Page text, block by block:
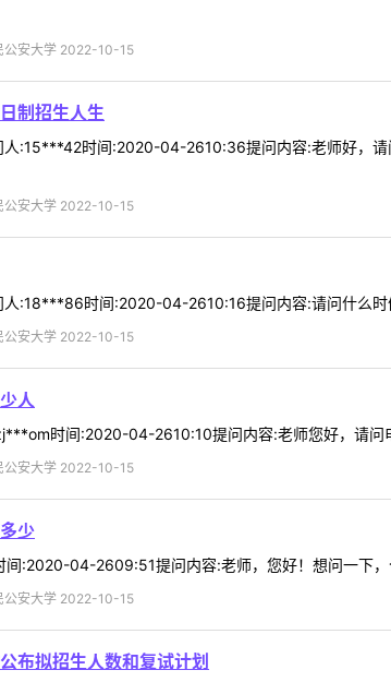
公安大学 2022-10-15
制招生人生
:15***42时间:2020-04-2610:36提问内容:老师好，请
公安大学 2022-10-15
:18***86时间:2020-04-2610:16提问内容:请问什么
公安大学 2022-10-15
人
时间:2020-04-2610:10提问内容:老师您好，请问
公安大学 2022-10-15
少
:2020-04-2609:51提问内容:老师，您好！想问一下
公安大学 2022-10-15
布拟招生人数和复试计划